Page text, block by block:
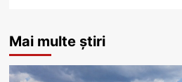
Mai multe știri